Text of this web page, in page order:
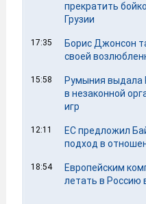
прекратить
Грузии
17:35
Борис Джонсон
своей
15:58
Румыния выдала
в незаконной
игр
12:11
ЕС предложил
подход в
18:54
Европейским
летать в Россию